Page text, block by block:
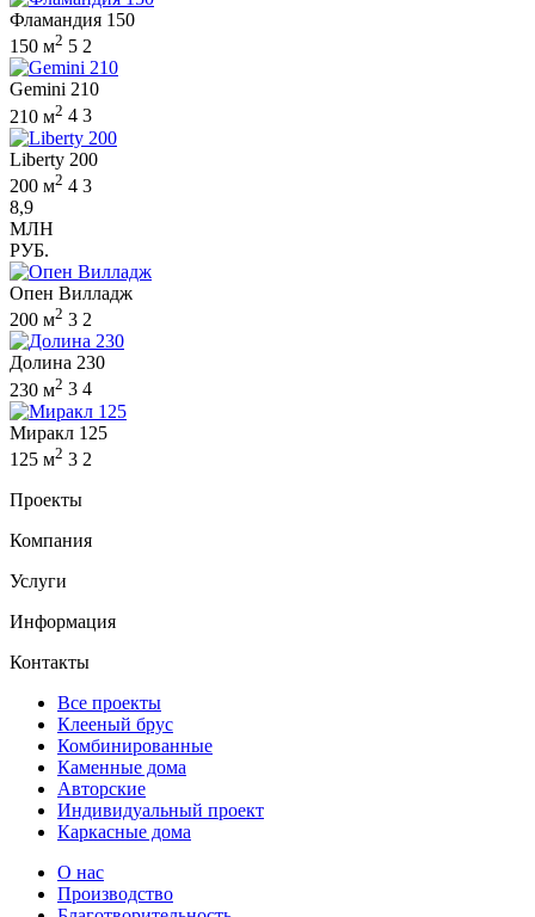
Фламандия 150
150 м2 5 2
Gemini 210
210 м2 4 3
Liberty 200
200 м2 4 3
8,9
МЛН
РУБ.
Опен Вилладж
200 м2 3 2
Долина 230
230 м2 3 4
Миракл 125
125 м2 3 2
Проекты
Компания
Услуги
Информация
Контакты
Все проекты
Клееный брус
Комбинированные
Каменные дома
Авторские
Индивидуальный проект
Каркасные дома
О нас
Производство